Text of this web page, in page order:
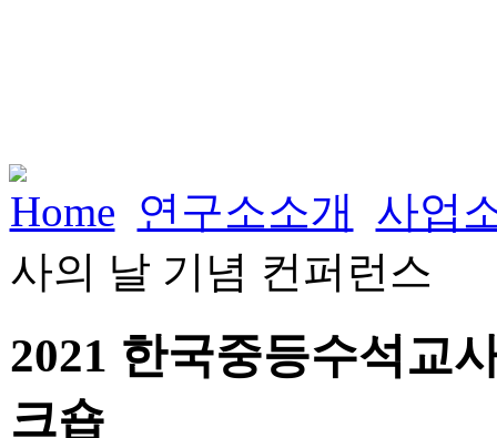
Home 연구소소개
사업
사의 날 기념 컨퍼런스
2021 한국중등수석교
크숍